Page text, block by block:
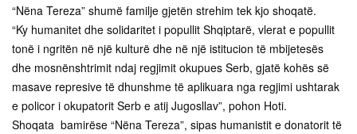
“Nëna Tereza” shumë familje gjetën strehim tek kjo shoqatë.
“Ky humanitet dhe solidaritet i popullit Shqiptarë, vlerat e popullit
tonë i ngritën në një kulturë dhe në një istitucion të mbijetesës
dhe mosnënshtrimit ndaj regjimit okupues Serb, gjatë kohës së
masave represive të dhunshme të aplikuara nga regjimi ushtarak
e policor i okupatorit Serb e atij Jugosllav”, pohon Hoti.
Shoqata bamirëse “Nëna Tereza”, sipas humanistit e donatorit të